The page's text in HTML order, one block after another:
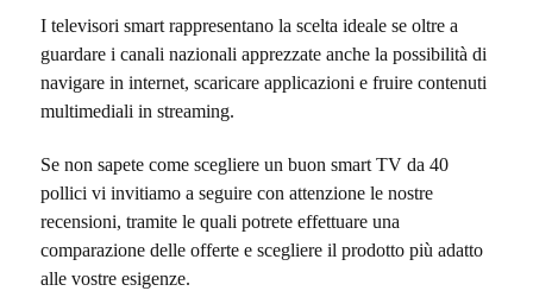
I televisori smart rappresentano la scelta ideale se oltre a
guardare i canali nazionali apprezzate anche la possibilità di
navigare in internet, scaricare applicazioni e fruire contenuti
multimediali in streaming.
Se non sapete come scegliere un buon smart TV da 40
pollici vi invitiamo a seguire con attenzione le nostre
recensioni, tramite le quali potrete effettuare una
comparazione delle offerte e scegliere il prodotto più adatto
alle vostre esigenze.